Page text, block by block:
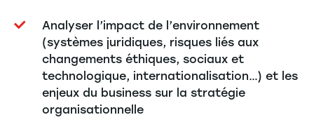
Analyser l’impact de l’environnement
(systèmes juridiques, risques liés aux
changements éthiques, sociaux et
technologique, internationalisation…) et les
enjeux du business sur la stratégie
organisationnelle